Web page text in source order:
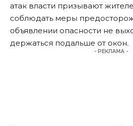
атак власти призывают
соблюдать меры
объявлении опасности не
держаться подальше от окон.
- РЕКЛАМА -